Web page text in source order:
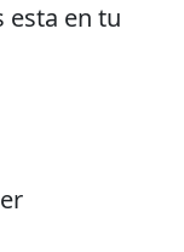
esta en tu